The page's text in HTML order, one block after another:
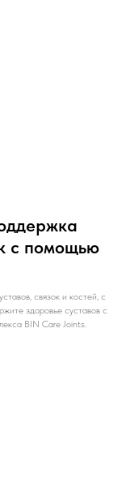
с помощью
связок и костей, с
здоровье суставов с
BIN Care Joints.